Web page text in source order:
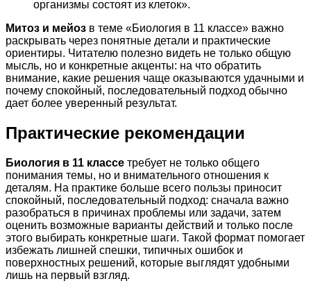
организмы состоят из клеток».
Митоз и мейоз в теме «Биология в 11 классе» важно
раскрывать через понятные детали и практические
ориентиры. Читателю полезно видеть не только общую
мысль, но и конкретные акценты: на что обратить
внимание, какие решения чаще оказываются удачными и
почему спокойный, последовательный подход обычно
дает более уверенный результат.
Практические рекомендации
Биология в 11 классе требует не только общего
понимания темы, но и внимательного отношения к
деталям. На практике больше всего пользы приносит
спокойный, последовательный подход: сначала важно
разобраться в причинах проблемы или задачи, затем
оценить возможные варианты действий и только после
этого выбирать конкретные шаги. Такой формат помогает
избежать лишней спешки, типичных ошибок и
поверхностных решений, которые выглядят удобными
лишь на первый взгляд.